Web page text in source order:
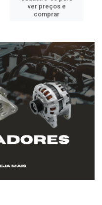
ver preços e
comprar